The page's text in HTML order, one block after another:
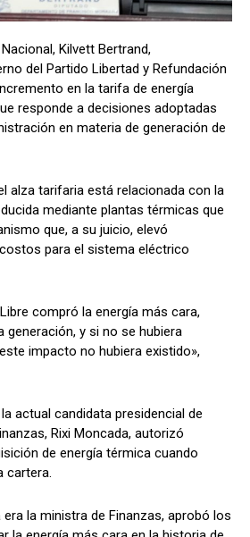
Kilvett Bertrand,
del Partido Libertad y Refundación
en la tarifa de energía
responde a decisiones adoptadas
en materia de generación de
alza tarifaria está relacionada con la
mediante plantas térmicas que
que, a su juicio, elevó
para el sistema eléctrico
compró la energía más cara,
generación, y si no se hubiera
impacto no hubiera existido»,
actual candidata presidencial de
Rixi Moncada, autorizó
de energía térmica cuando
cartera.
era la ministra de Finanzas, aprobó los